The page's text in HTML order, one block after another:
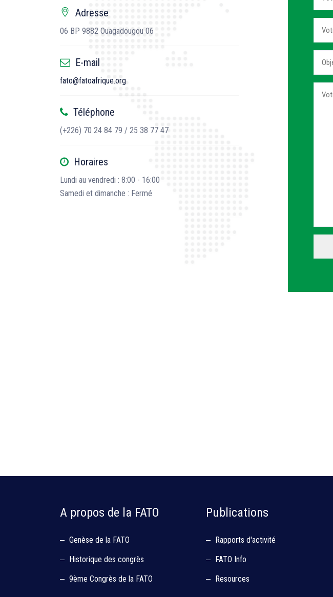
Adresse
06 BP 9882 Ouagadougou 06
E-mail
fato@fatoafrique.org
Téléphone
(+226) 70 24 84 79 / 25 38 77 47
Horaires
Lundi au vendredi : 8:00 - 16:00
Samedi et dimanche : Fermé
A propos de la FATO
Genèse de la FATO
Historique des congrès
9ème Congrès de la FATO
Publications
Rapports d'activité
FATO Info
Resources